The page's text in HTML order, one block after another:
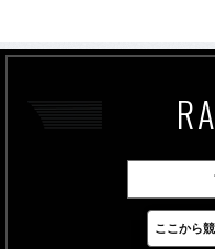
最新
ここから